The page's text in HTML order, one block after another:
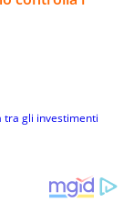
tra gli investimenti